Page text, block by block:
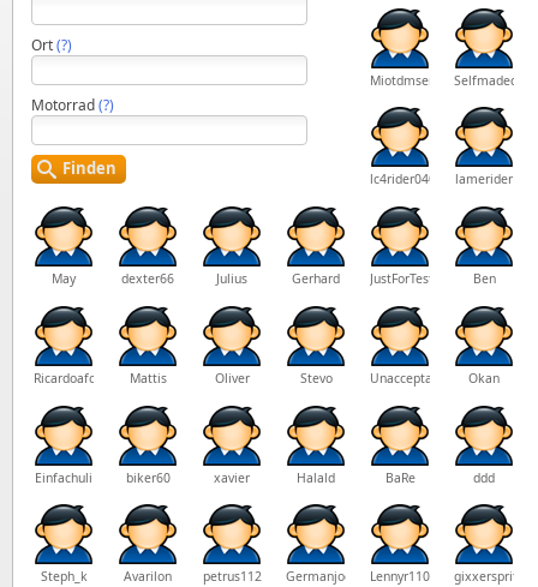
Ort(?)
Motorrad(?)
Finden
Miotdmsempre
lc4rider0404 lamerider
May dexter66 Julius Gerhard JustForTest Ben
Ricardoafonso Mattis Oliver Stevo Unacceptable91 Okan
Einfachuli biker60 xavier Halald BaRe ddd
Steph_k Avarilon petrus112 Germanjoe1986Lennyr11000gs